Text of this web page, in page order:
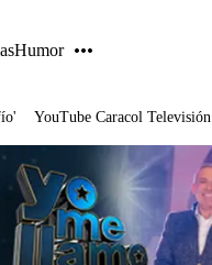
Humor
YouTube Caracol Televisión